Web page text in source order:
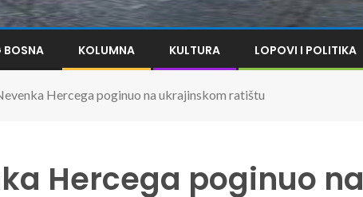
BOSNA KOLUMNA KULTURA LOPOVI I POLITIKA
Hercega poginuo na ukrajinskom ratištu
Hercega poginuo na